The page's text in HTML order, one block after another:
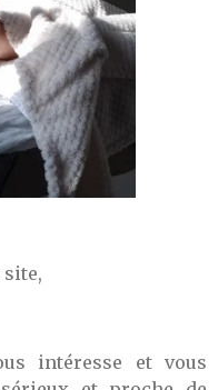
site,
intéresse et vous